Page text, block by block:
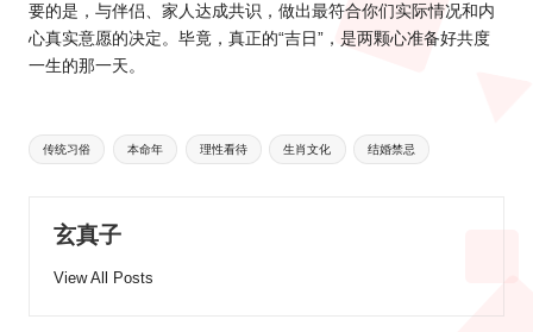
要的是，与伴侣、家人达成共识，做出最符合你们实际情况和内
心真实意愿的决定。毕竟，真正的“吉日”，是两颗心准备好共度
一生的那一天。
Tags:
传统习俗 本命年 理性看待 生肖文化 结婚禁忌
玄真子
View All Posts